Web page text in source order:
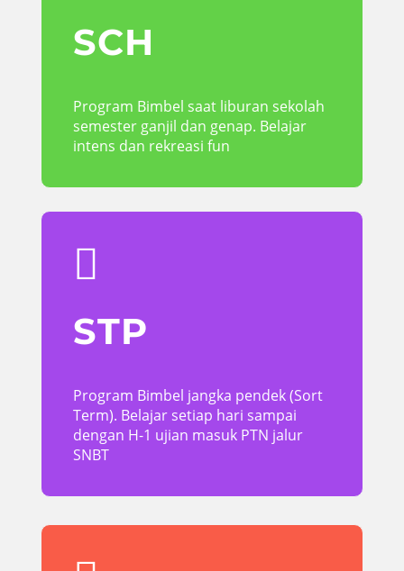
SCH
Program Bimbel saat liburan sekolah
semester ganjil dan genap. Belajar
intens dan rekreasi fun

STP
Program Bimbel jangka pendek (Sort
Term). Belajar setiap hari sampai
dengan H-1 ujian masuk PTN jalur
SNBT